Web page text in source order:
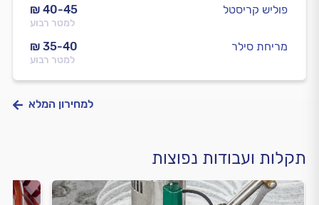
₪ 40-45
למטר רבוע
פוליש קריסטל
₪ 35-40
למטר רבוע
מריחת סילר
למחירון המלא
תקלות ועבודות נפוצות